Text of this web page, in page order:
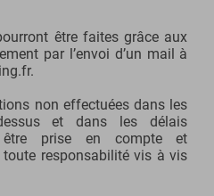
être faites grâce aux
par l’envoi d’un mail à
non effectuées dans les
et dans les délais
prise en compte et
responsabilité vis à vis